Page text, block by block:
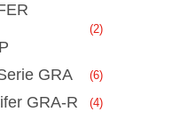
(2)
GRA (6)
GRA-R (4)